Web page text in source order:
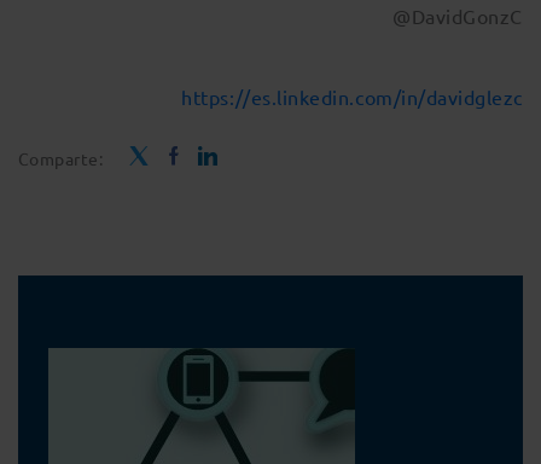
@DavidGonzC
https://es.linkedin.com/in/davidglezc
Comparte: